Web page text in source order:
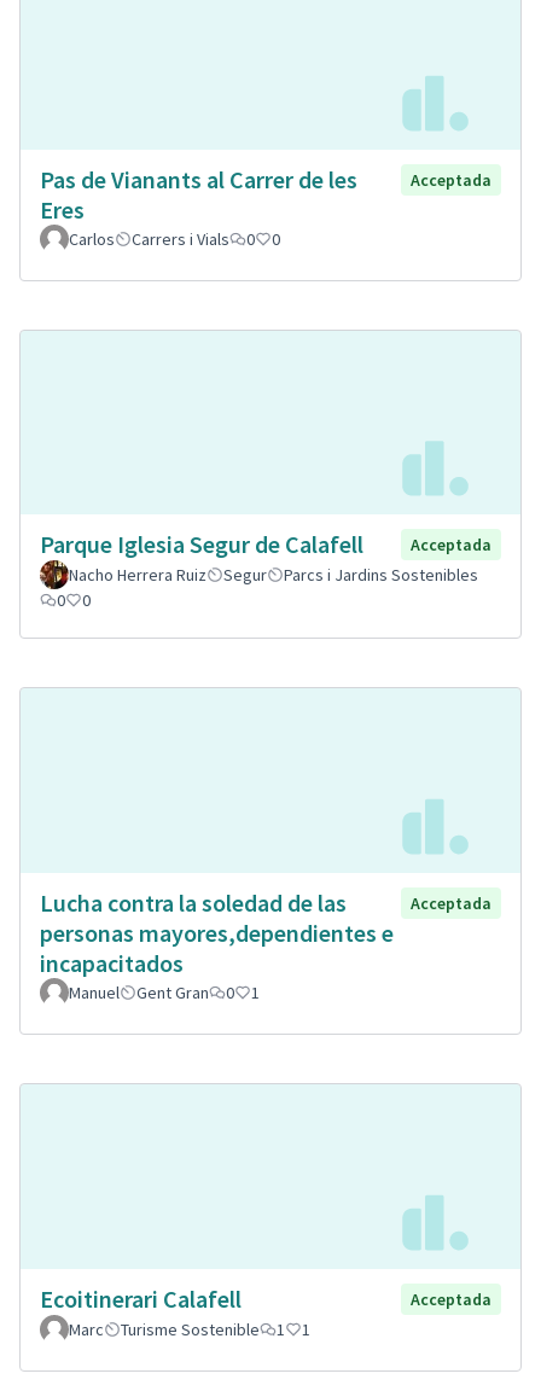
Pas de Vianants al Carrer de les
Eres
Acceptada
Carlos Carrers i Vials 0 0
Parque Iglesia Segur de Calafell
Acceptada
Nacho Herrera Ruiz
Segur
Parcs i Jardins Sostenibles
0
0
Lucha contra la soledad de las
personas mayores,dependientes e
incapacitados
Acceptada
Manuel Gent Gran 0 1
Ecoitinerari Calafell
Acceptada
Marc
Turisme Sostenible 1 1